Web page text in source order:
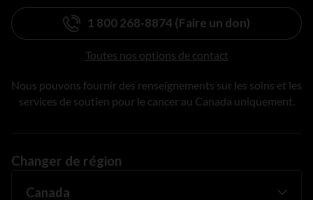
1 800 268-8874 (Faire un don)
Toutes nos options de contact
Nous pouvons fournir des renseignements sur les soins et les
services de soutien pour le cancer au Canada uniquement.
Changer de région